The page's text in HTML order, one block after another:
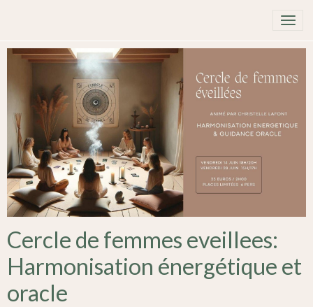
Cercle de femmes eveillees:
Harmonisation énergétique et
oracle